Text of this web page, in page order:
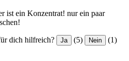
ist ein Konzentrat! nur ein paar
dich hilfreich? Ja (5) Nein (1)